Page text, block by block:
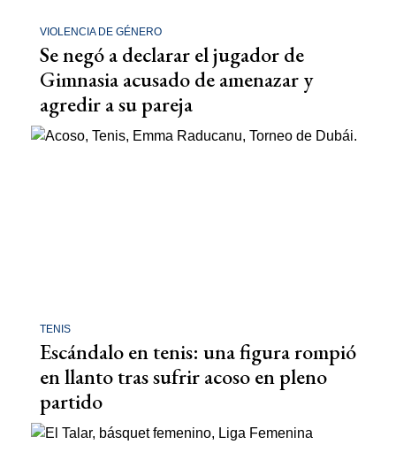
VIOLENCIA DE GÉNERO
Se negó a declarar el jugador de
Gimnasia acusado de amenazar y
agredir a su pareja
TENIS
Escándalo en tenis: una figura rompió
en llanto tras sufrir acoso en pleno
partido